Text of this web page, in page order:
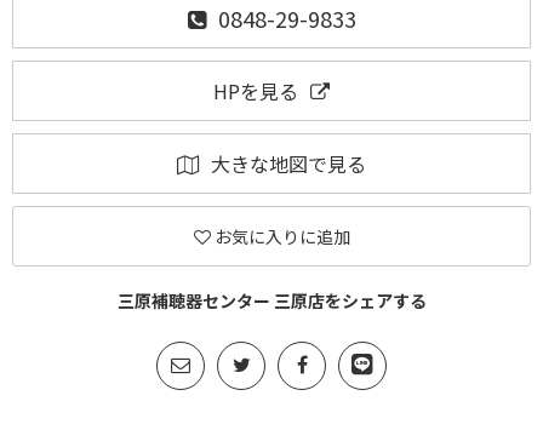
0848-29-9833
HPを見る
大きな地図で見る
お気に入りに追加
三原補聴器センター 三原店をシェアする